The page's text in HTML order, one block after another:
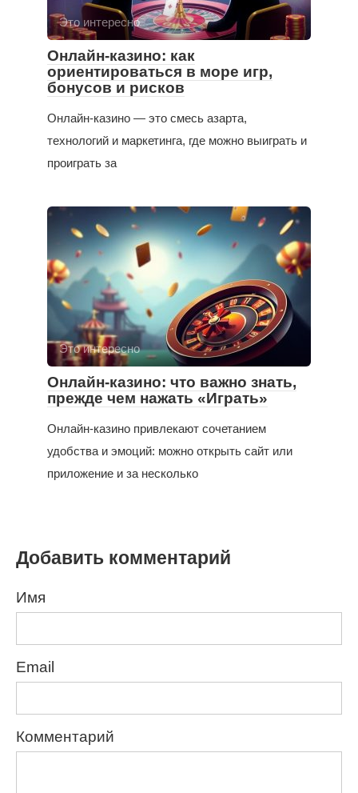
Это интересно
Онлайн-казино: как
ориентироваться в море игр,
бонусов и рисков
Онлайн-казино — это смесь азарта,
технологий и маркетинга, где можно выиграть и
проиграть за
Это интересно
Онлайн-казино: что важно знать,
прежде чем нажать «Играть»
Онлайн-казино привлекают сочетанием
удобства и эмоций: можно открыть сайт или
приложение и за несколько
Добавить комментарий
Имя
Email
Комментарий